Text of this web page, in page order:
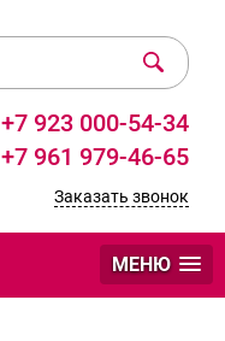
+7 923 000-54-34
+7 961 979-46-65
Заказать звонок
МЕНЮ